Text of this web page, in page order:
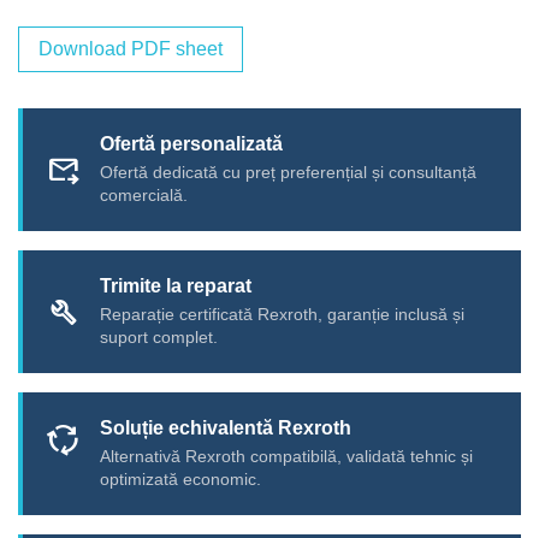
Download PDF sheet
forward_to_inbox
Ofertă personalizată
Ofertă dedicată cu preț preferențial și consultanță
comercială.
build
Trimite la reparat
Reparație certificată Rexroth, garanție inclusă și
suport complet.
cycle Soluție echivalentă Rexroth
Alternativă Rexroth compatibilă, validată tehnic și
optimizată economic.